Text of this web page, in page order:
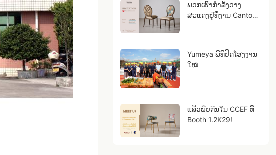
ພວກເຮົາກຳລັງວາງ
ສະແດງຢູ່ທີ່ງານ Canton
Yumeya ພິທີປິດໂຮງງານ
ໃໝ່
ແລ້ວພົບກັນໃນ CCEF ທີ່
Booth 1.2K29!